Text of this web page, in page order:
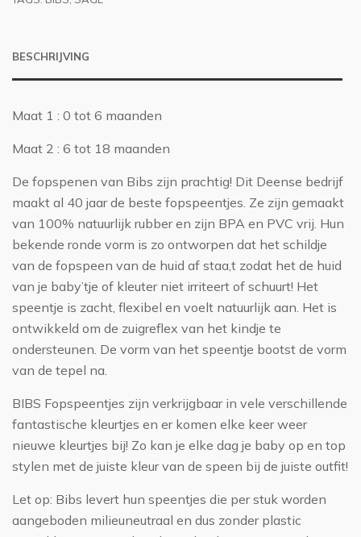
BESCHRIJVING
Maat 1 : 0 tot 6 maanden
Maat 2 : 6 tot 18 maanden
De fopspenen van Bibs zijn prachtig! Dit Deense bedrijf
maakt al 40 jaar de beste fopspeentjes. Ze zijn gemaakt
van 100% natuurlijk rubber en zijn BPA en PVC vrij. Hun
bekende ronde vorm is zo ontworpen dat het schildje
van de fopspeen van de huid af staa,t zodat het de huid
van je baby’tje of kleuter niet irriteert of schuurt! Het
speentje is zacht, flexibel en voelt natuurlijk aan. Het is
ontwikkeld om de zuigreflex van het kindje te
ondersteunen. De vorm van het speentje bootst de vorm
van de tepel na.
BIBS Fopspeentjes zijn verkrijgbaar in vele verschillende
fantastische kleurtjes en er komen elke keer weer
nieuwe kleurtjes bij! Zo kan je elke dag je baby op en top
stylen met de juiste kleur van de speen bij de juiste outfit!
Let op: Bibs levert hun speentjes die per stuk worden
aangeboden milieuneutraal en dus zonder plastic